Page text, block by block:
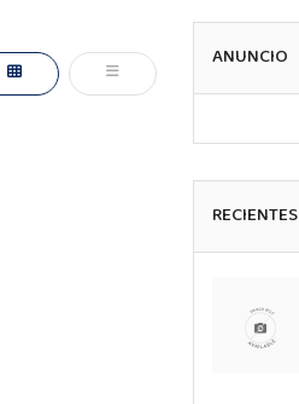
ANUNCIO
RECIENTES